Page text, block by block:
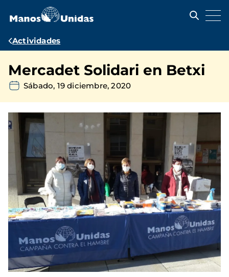
contenido
Ruta
navegación
Actividades
Mercadet Solidari en Betxi
Sábado, 19 diciembre, 2020